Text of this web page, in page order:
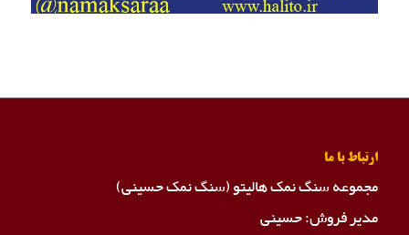
ارتباط با ما
مجموعه سنگ نمک هالیتو (سنگ نمک حسینی)
مدیر فروش: حسینی